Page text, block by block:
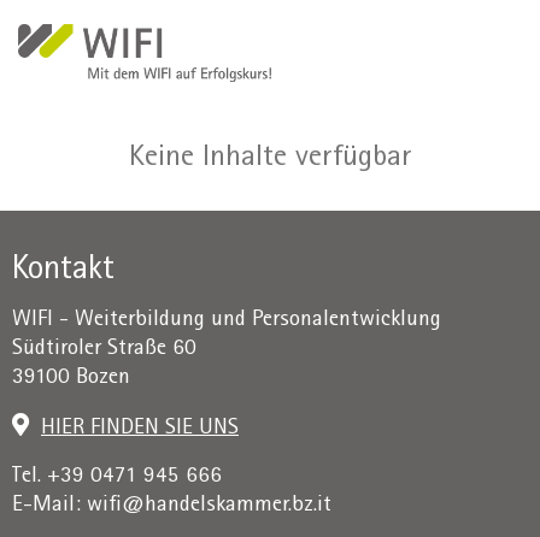
Keine Inhalte verfügbar
Kontakt
WIFI - Weiterbildung und Personalentwicklung
Südtiroler Straße 60
39100 Bozen
HIER FINDEN SIE UNS
Tel. +39 0471 945 666
E-Mail: wifi@handelskammer.bz.it